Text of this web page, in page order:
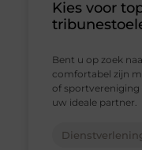
Kies voor
Bent u op zoek
comfortabel zijn
of sportvereniging
uw ideale partner.